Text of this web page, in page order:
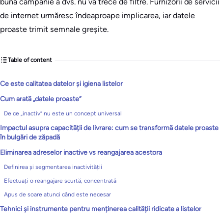
de internet urmăresc îndeaproape implicarea, iar datele
proaste trimit semnale greșite.
Table of content
Ce este calitatea datelor și igiena listelor
Cum arată „datele proaste”
De ce „inactiv” nu este un concept universal
Impactul asupra capacității de livrare: cum se transformă datele proaste
în bulgări de zăpadă
Eliminarea adreselor inactive vs reangajarea acestora
Definirea și segmentarea inactivității
Efectuați o reangajare scurtă, concentrată
Apus de soare atunci când este necesar
Tehnici și instrumente pentru menținerea calității ridicate a listelor